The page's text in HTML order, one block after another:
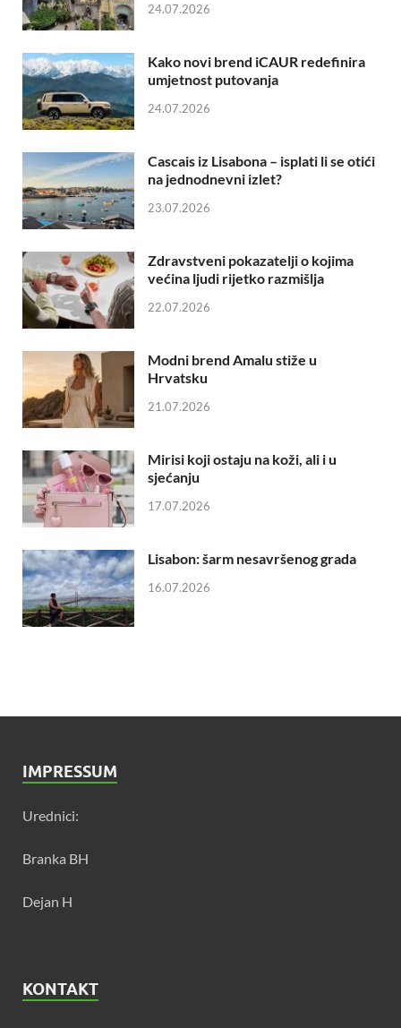
24.07.2026
Kako novi brend iCAUR redefinira
umjetnost putovanja
24.07.2026
Cascais iz Lisabona – isplati li se otići
na jednodnevni izlet?
23.07.2026
Zdravstveni pokazatelji o kojima
većina ljudi rijetko razmišlja
22.07.2026
Modni brend Amalu stiže u
Hrvatsku
21.07.2026
Mirisi koji ostaju na koži, ali i u
sjećanju
17.07.2026
Lisabon: šarm nesavršenog grada
16.07.2026
IMPRESSUM
Urednici:
Branka BH
Dejan H
KONTAKT